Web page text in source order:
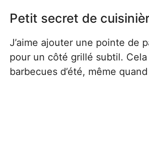
Petit secret de
J’aime ajouter une pointe de
pour un côté grillé subtil.
barbecues d’été, même